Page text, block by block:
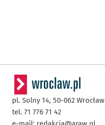
pl. Solny 14, 50-062 Wrocław
tel. 71 776 71 42